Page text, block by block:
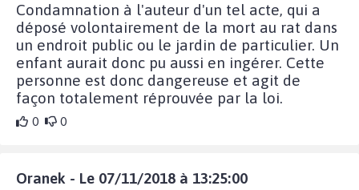
Condamnation à l'auteur d'un tel acte, qui a
déposé volontairement de la mort au rat dans
un endroit public ou le jardin de particulier. Un
enfant aurait donc pu aussi en ingérer. Cette
personne est donc dangereuse et agit de
façon totalement réprouvée par la loi.
0 0
Oranek - Le 07/11/2018 à 13:25:00